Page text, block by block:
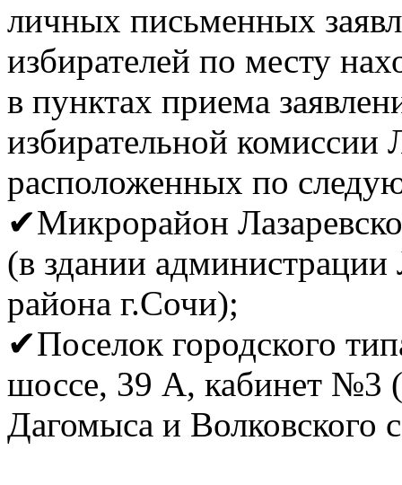
личных письменных
избирателей по месту
в пунктах приема
избирательной комиссии
расположенных по
✔Микрорайон
(в здании администрации
района г.Сочи);
✔Поселок городского
шоссе, 39 А, кабинет №3
Дагомыса и Волковского